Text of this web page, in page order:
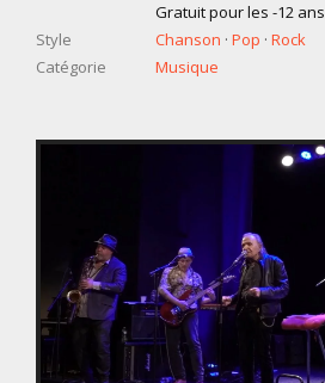
Gratuit pour les -12 ans
Style
Chanson · Pop · Rock
Catégorie
Musique